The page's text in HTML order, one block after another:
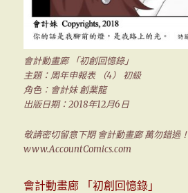
會計動畫廊 「初創回憶錄」
主題：周年申報表 （4） 初級
角色：會計妹 創業龍
出版日期：2018年12月6日
敬請密切留意下期 會計動畫廊 萬勿錯過！
www.AccountComics.com
會計動畫廊 「初創回憶錄」